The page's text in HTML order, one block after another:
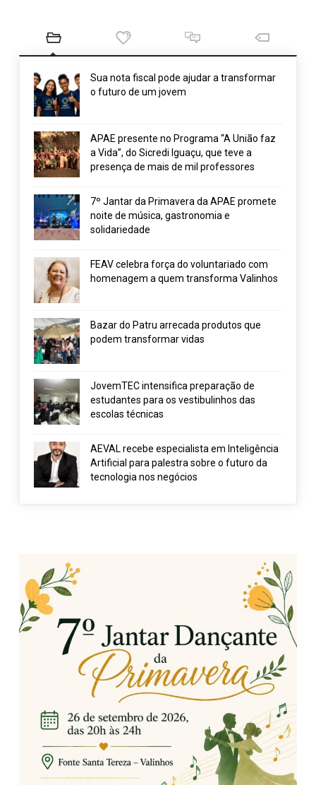
Sua nota fiscal pode ajudar a transformar
o futuro de um jovem
APAE presente no Programa “A União faz
a Vida”, do Sicredi Iguaçu, que teve a
presença de mais de mil professores
7º Jantar da Primavera da APAE promete
noite de música, gastronomia e
solidariedade
FEAV celebra força do voluntariado com
homenagem a quem transforma Valinhos
Bazar do Patru arrecada produtos que
podem transformar vidas
JovemTEC intensifica preparação de
estudantes para os vestibulinhos das
escolas técnicas
AEVAL recebe especialista em Inteligência
Artificial para palestra sobre o futuro da
tecnologia nos negócios